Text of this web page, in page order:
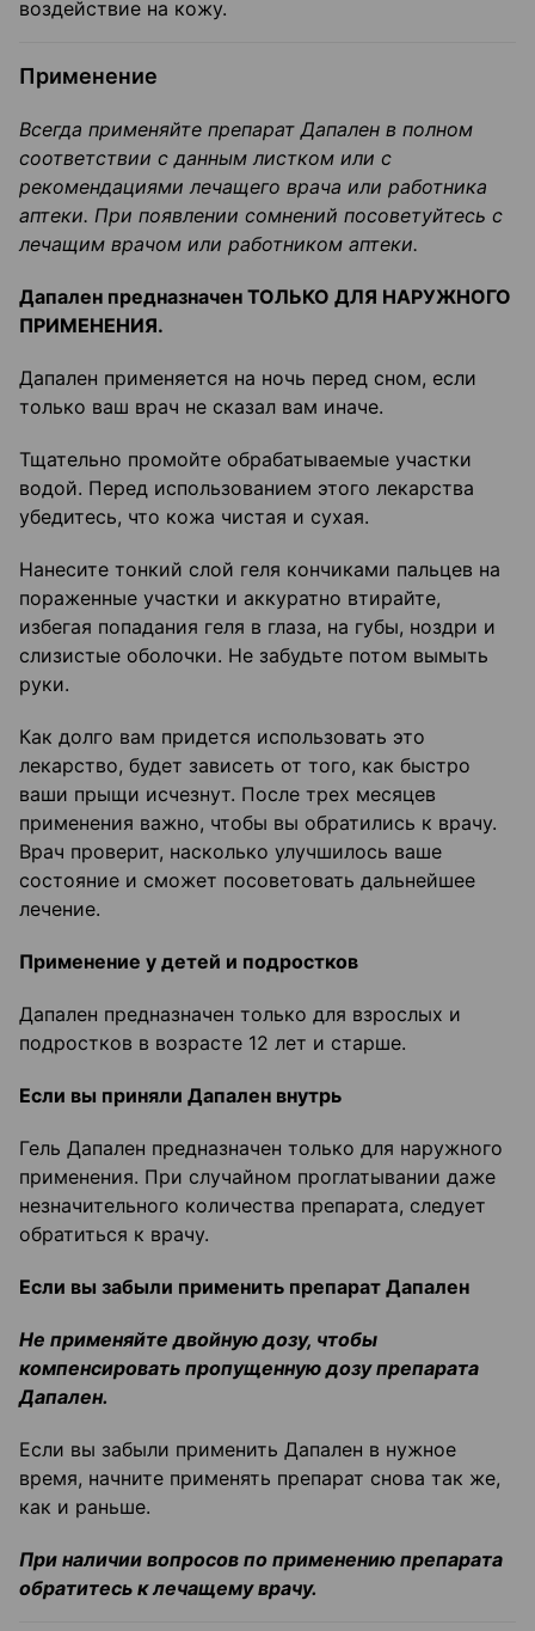
воздействие на кожу.
Применение
Всегда применяйте препарат Дапален в полном
соответствии с данным листком или с
рекомендациями лечащего врача или работника
аптеки. При появлении сомнений посоветуйтесь с
лечащим врачом или работником аптеки.
Дапален предназначен ТОЛЬКО ДЛЯ НАРУЖНОГО
ПРИМЕНЕНИЯ.
Дапален применяется на ночь перед сном, если
только ваш врач не сказал вам иначе.
Тщательно промойте обрабатываемые участки
водой. Перед использованием этого лекарства
убедитесь, что кожа чистая и сухая.
Нанесите тонкий слой геля кончиками пальцев на
пораженные участки и аккуратно втирайте,
избегая попадания геля в глаза, на губы, ноздри и
слизистые оболочки. Не забудьте потом вымыть
руки.
Как долго вам придется использовать это
лекарство, будет зависеть от того, как быстро
ваши прыщи исчезнут. После трех месяцев
применения важно, чтобы вы обратились к врачу.
Врач проверит, насколько улучшилось ваше
состояние и сможет посоветовать дальнейшее
лечение.
Применение у детей и подростков
Дапален предназначен только для взрослых и
подростков в возрасте 12 лет и старше.
Если вы приняли Дапален внутрь
Гель Дапален предназначен только для наружного
применения. При случайном проглатывании даже
незначительного количества препарата, следует
обратиться к врачу.
Если вы забыли применить препарат Дапален
Не применяйте двойную дозу, чтобы
компенсировать пропущенную дозу препарата
Дапален.
Если вы забыли применить Дапален в нужное
время, начните применять препарат снова так же,
как и раньше.
При наличии вопросов по применению препарата
обратитесь к лечащему врачу.